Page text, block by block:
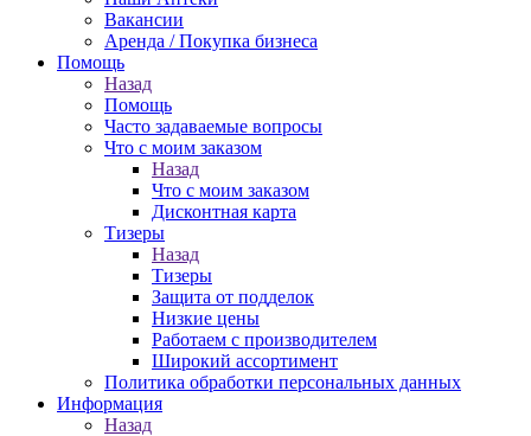
Вакансии
Аренда / Покупка бизнеса
Помощь
Назад
Помощь
Часто задаваемые вопросы
Что с моим заказом
Назад
Что с моим заказом
Дисконтная карта
Тизеры
Назад
Тизеры
Защита от подделок
Низкие цены
Работаем с производителем
Широкий ассортимент
Политика обработки персональных данных
Информация
Назад